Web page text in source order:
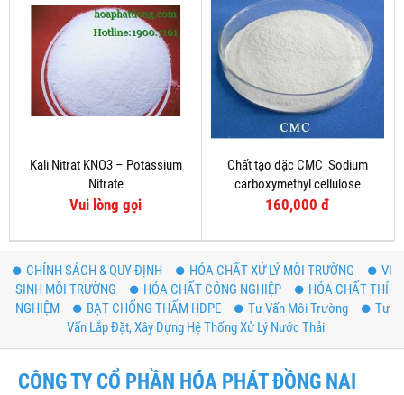
Kali Nitrat KNO3 – Potassium
Nitrate
Vui lòng gọi
Chất tạo đặc CMC_Sodium
carboxymethyl cellulose
160,000 đ
CHÍNH SÁCH & QUY ĐỊNH HÓA CHẤT XỬ LÝ MÔI TRƯỜNG
VI
SINH MÔI TRƯỜNG
HÓA CHẤT CÔNG NGHIỆP
HÓA CHẤT THÍ
NGHIỆM
BẠT CHỐNG THẤM HDPE Tư Vấn Môi Trường
Tư
Vấn Lắp Đặt, Xây Dựng Hệ Thống Xử Lý Nước Thải
CÔNG TY CỔ PHẦN HÓA PHÁT ĐỒNG NAI